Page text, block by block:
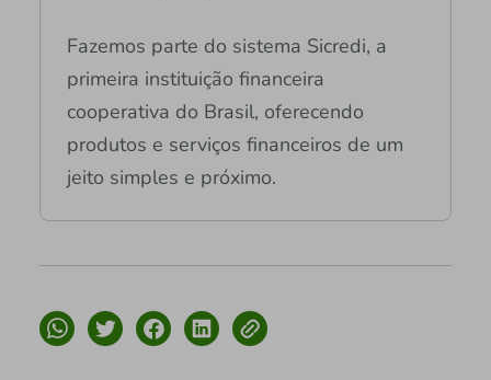
Fazemos parte do sistema Sicredi, a
primeira instituição financeira
cooperativa do Brasil, oferecendo
produtos e serviços financeiros de um
jeito simples e próximo.